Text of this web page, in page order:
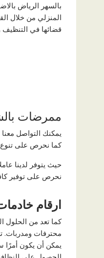
بالسهر الرياض
المنزلي من خلال
قضائها في التنظيف
ممرضات
يمكنك التواصل
كما نحرص على تنوع
حيث يتوفر لدينا
نحرص على توفير
ارقام
كما تعد من الحلول
محترفات ومدربات.
يمكن أن يكون أمرًا